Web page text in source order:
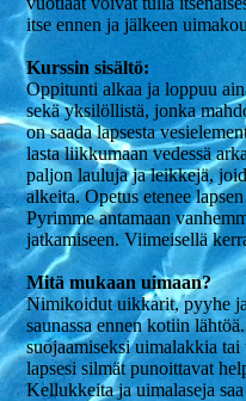
itse ennen ja jälkeen
Kurssin sisältö:
Oppitunti alkaa ja loppuu
sekä yksilöllistä, jonka
on saada lapsesta
lasta liikkumaan vedessä
paljon lauluja ja leikkejä,
alkeita. Opetus etenee
Pyrimme antamaan
jatkamiseen. Viimeisellä
Mitä mukaan uimaan?
Nimikoidut uikkarit, pyyhe
saunassa ennen kotiin
suojaamiseksi uimalakkia
lapsesi silmät punoittavat
Kellukkeita ja uimalaseja